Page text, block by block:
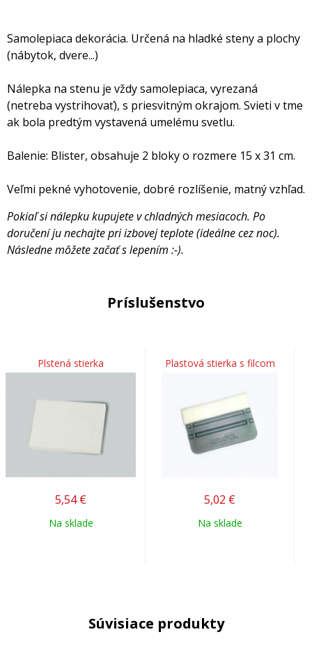
Samolepiaca dekorácia. Určená na hladké steny a plochy
(nábytok, dvere...)
Nálepka na stenu je vždy samolepiaca, vyrezaná
(netreba vystrihovať), s priesvitným okrajom. Svieti v tme
ak bola predtým vystavená umelému svetlu.
Balenie: Blister, obsahuje 2 bloky o rozmere 15 x 31 cm.
Veľmi pekné vyhotovenie, dobré rozlíšenie, matný vzhľad.
Pokiaľ si nálepku kupujete v chladných mesiacoch. Po
doručení ju nechajte pri izbovej teplote (ideálne cez noc).
Následne môžete začať s lepením :-).
Príslušenstvo
Plstená stierka
5,54 €
Na sklade
Plastová stierka s filcom
5,02 €
Na sklade
Súvisiace produkty